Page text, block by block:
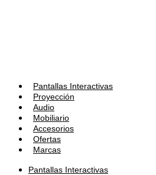
Pantallas Interactivas
Proyección
Audio
Mobiliario
Accesorios
Ofertas
Marcas
Pantallas Interactivas